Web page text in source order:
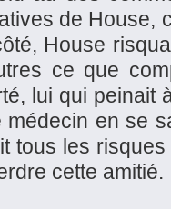
de House,
House
ce que
lui qui peinait
en se
tous les
cette amitié.